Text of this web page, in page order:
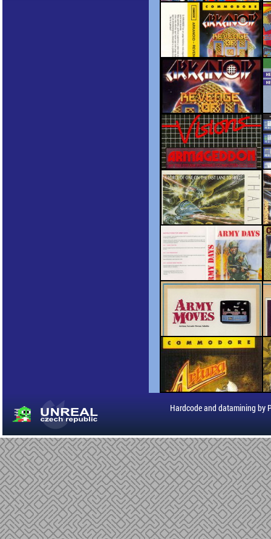
Hardcode and datamining by